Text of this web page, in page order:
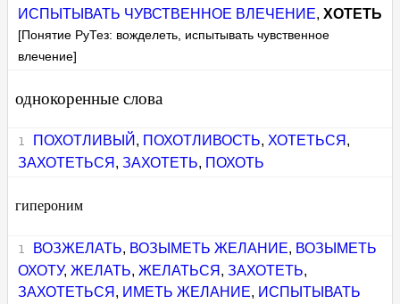
ИСПЫТЫВАТЬ ЧУВСТВЕННОЕ ВЛЕЧЕНИЕ,ХОТЕТЬ
[Понятие РуТез: вожделеть, испытывать чувственное
влечение]
однокоренные слова
ПОХОТЛИВЫЙ , ПОХОТЛИВОСТЬ, ХОТЕТЬСЯ ,
ЗАХОТЕТЬСЯ ,ЗАХОТЕТЬ, ПОХОТЬ
гипероним
ВОЗЖЕЛАТЬ, ВОЗЫМЕТЬ ЖЕЛАНИЕ, ВОЗЫМЕТЬ
ОХОТУ,ЖЕЛАТЬ,ЖЕЛАТЬСЯ ,ЗАХОТЕТЬ,
ЗАХОТЕТЬСЯ , ИМЕТЬ ЖЕЛАНИЕ, ИСПЫТЫВАТЬ